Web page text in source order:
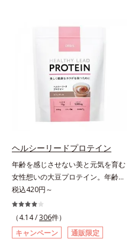
ヘルシーリードプロテイン
年齢を感じさせない美と元気を育む
女性想いの大豆プロテイン。年齢を
感じさせない美と元気を育む、女性
想いの大豆プロテインです。1杯で
不足しがちなたんぱく質を補えま
す。大人女性の食習慣に基づき質と
量を考え、更年世代の女性に人気の
税込420円～
（4.14 /306件）
キャンペーン
通販限定